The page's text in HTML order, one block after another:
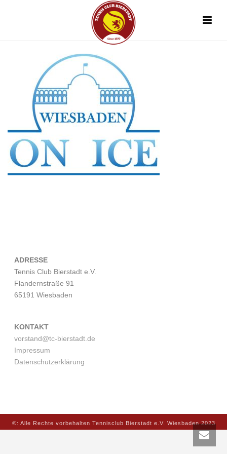
ADRESSE
Tennis Club Bierstadt e.V.
Flandernstraße 91
65191 Wiesbaden
KONTAKT
vorstand@tc-bierstadt.de
Impressum
Datenschutzerklärung
©: Alle Rechte vorbehalten Tennisclub Bierstadt e.V. Wiesbaden 2023